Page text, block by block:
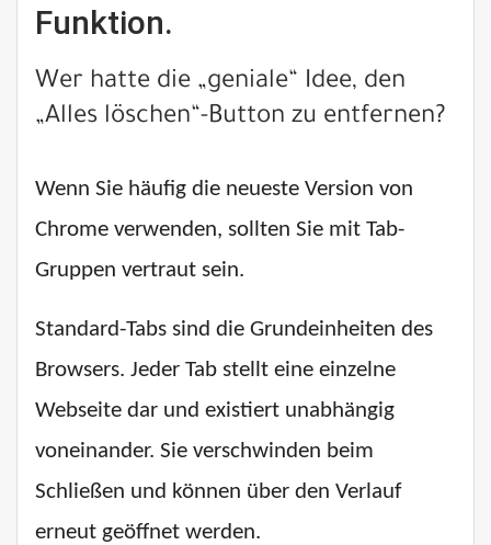
Funktion.
Wer hatte die „geniale“ Idee, den
„Alles löschen“-Button zu entfernen?
Wenn Sie häufig die neueste Version von
Chrome verwenden, sollten Sie mit Tab-
Gruppen vertraut sein.
Standard-Tabs sind die Grundeinheiten des
Browsers. Jeder Tab stellt eine einzelne
Webseite dar und existiert unabhängig
voneinander. Sie verschwinden beim
Schließen und können über den Verlauf
erneut geöffnet werden.